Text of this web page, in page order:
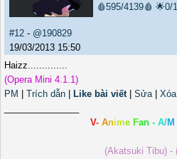
🩸595/4139🩸 🌟0/
#12 - @190829
19/03/2013 15:50
Haizz..............
(Opera Mini 4.1.1)
PM
Trích dẫn Like bài viết| Sửa| Xóa
V- Anime Fan - A/M
(Akatsuki Tibu) -